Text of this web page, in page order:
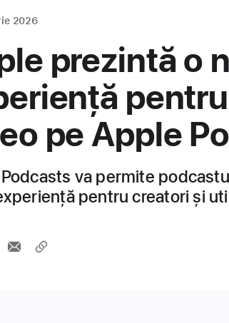
2026
prezintă o
pe Apple
va permite
pentru creatori și